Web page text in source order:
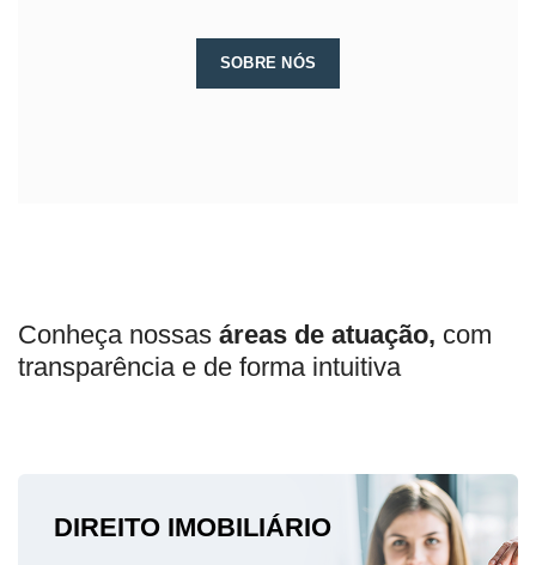
SOBRE NÓS
Conheça nossas áreas de atuação, com
transparência e de forma intuitiva
DIREITO IMOBILIÁRIO